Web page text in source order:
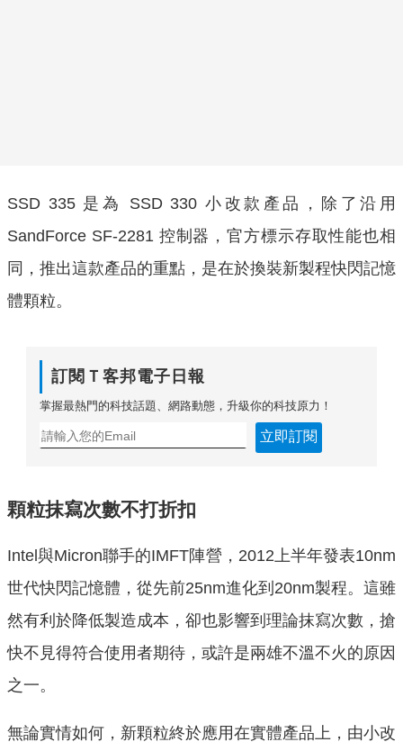
SSD 335 是為 SSD 330 小改款產品，除了沿用
SandForce SF-2281 控制器，官方標示存取性能也相
同，推出這款產品的重點，是在於換裝新製程快閃記憶
體顆粒。
訂閱Ｔ客邦電子日報
掌握最熱門的科技話題、網路動態，升級你的科技原力！
立即訂閱
顆粒抹寫次數不打折扣
Intel與Micron聯手的IMFT陣營，2012上半年發表10nm
世代快閃記憶體，從先前25nm進化到20nm製程。這雖
然有利於降低製造成本，卻也影響到理論抹寫次數，搶
快不見得符合使用者期待，或許是兩雄不溫不火的原因
之一。
無論實情如何，新顆粒終於應用在實體產品上，由小改